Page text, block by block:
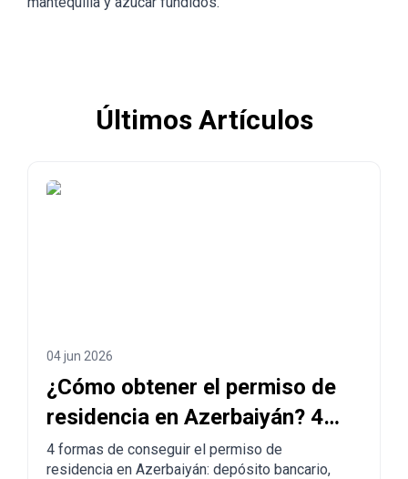
Últimos Artículos
04 jun 2026
¿Cómo obtener el permiso de
residencia en Azerbaiyán? 4
maneras de legalizarse
4 formas de conseguir el permiso de
residencia en Azerbaiyán: depósito bancario,